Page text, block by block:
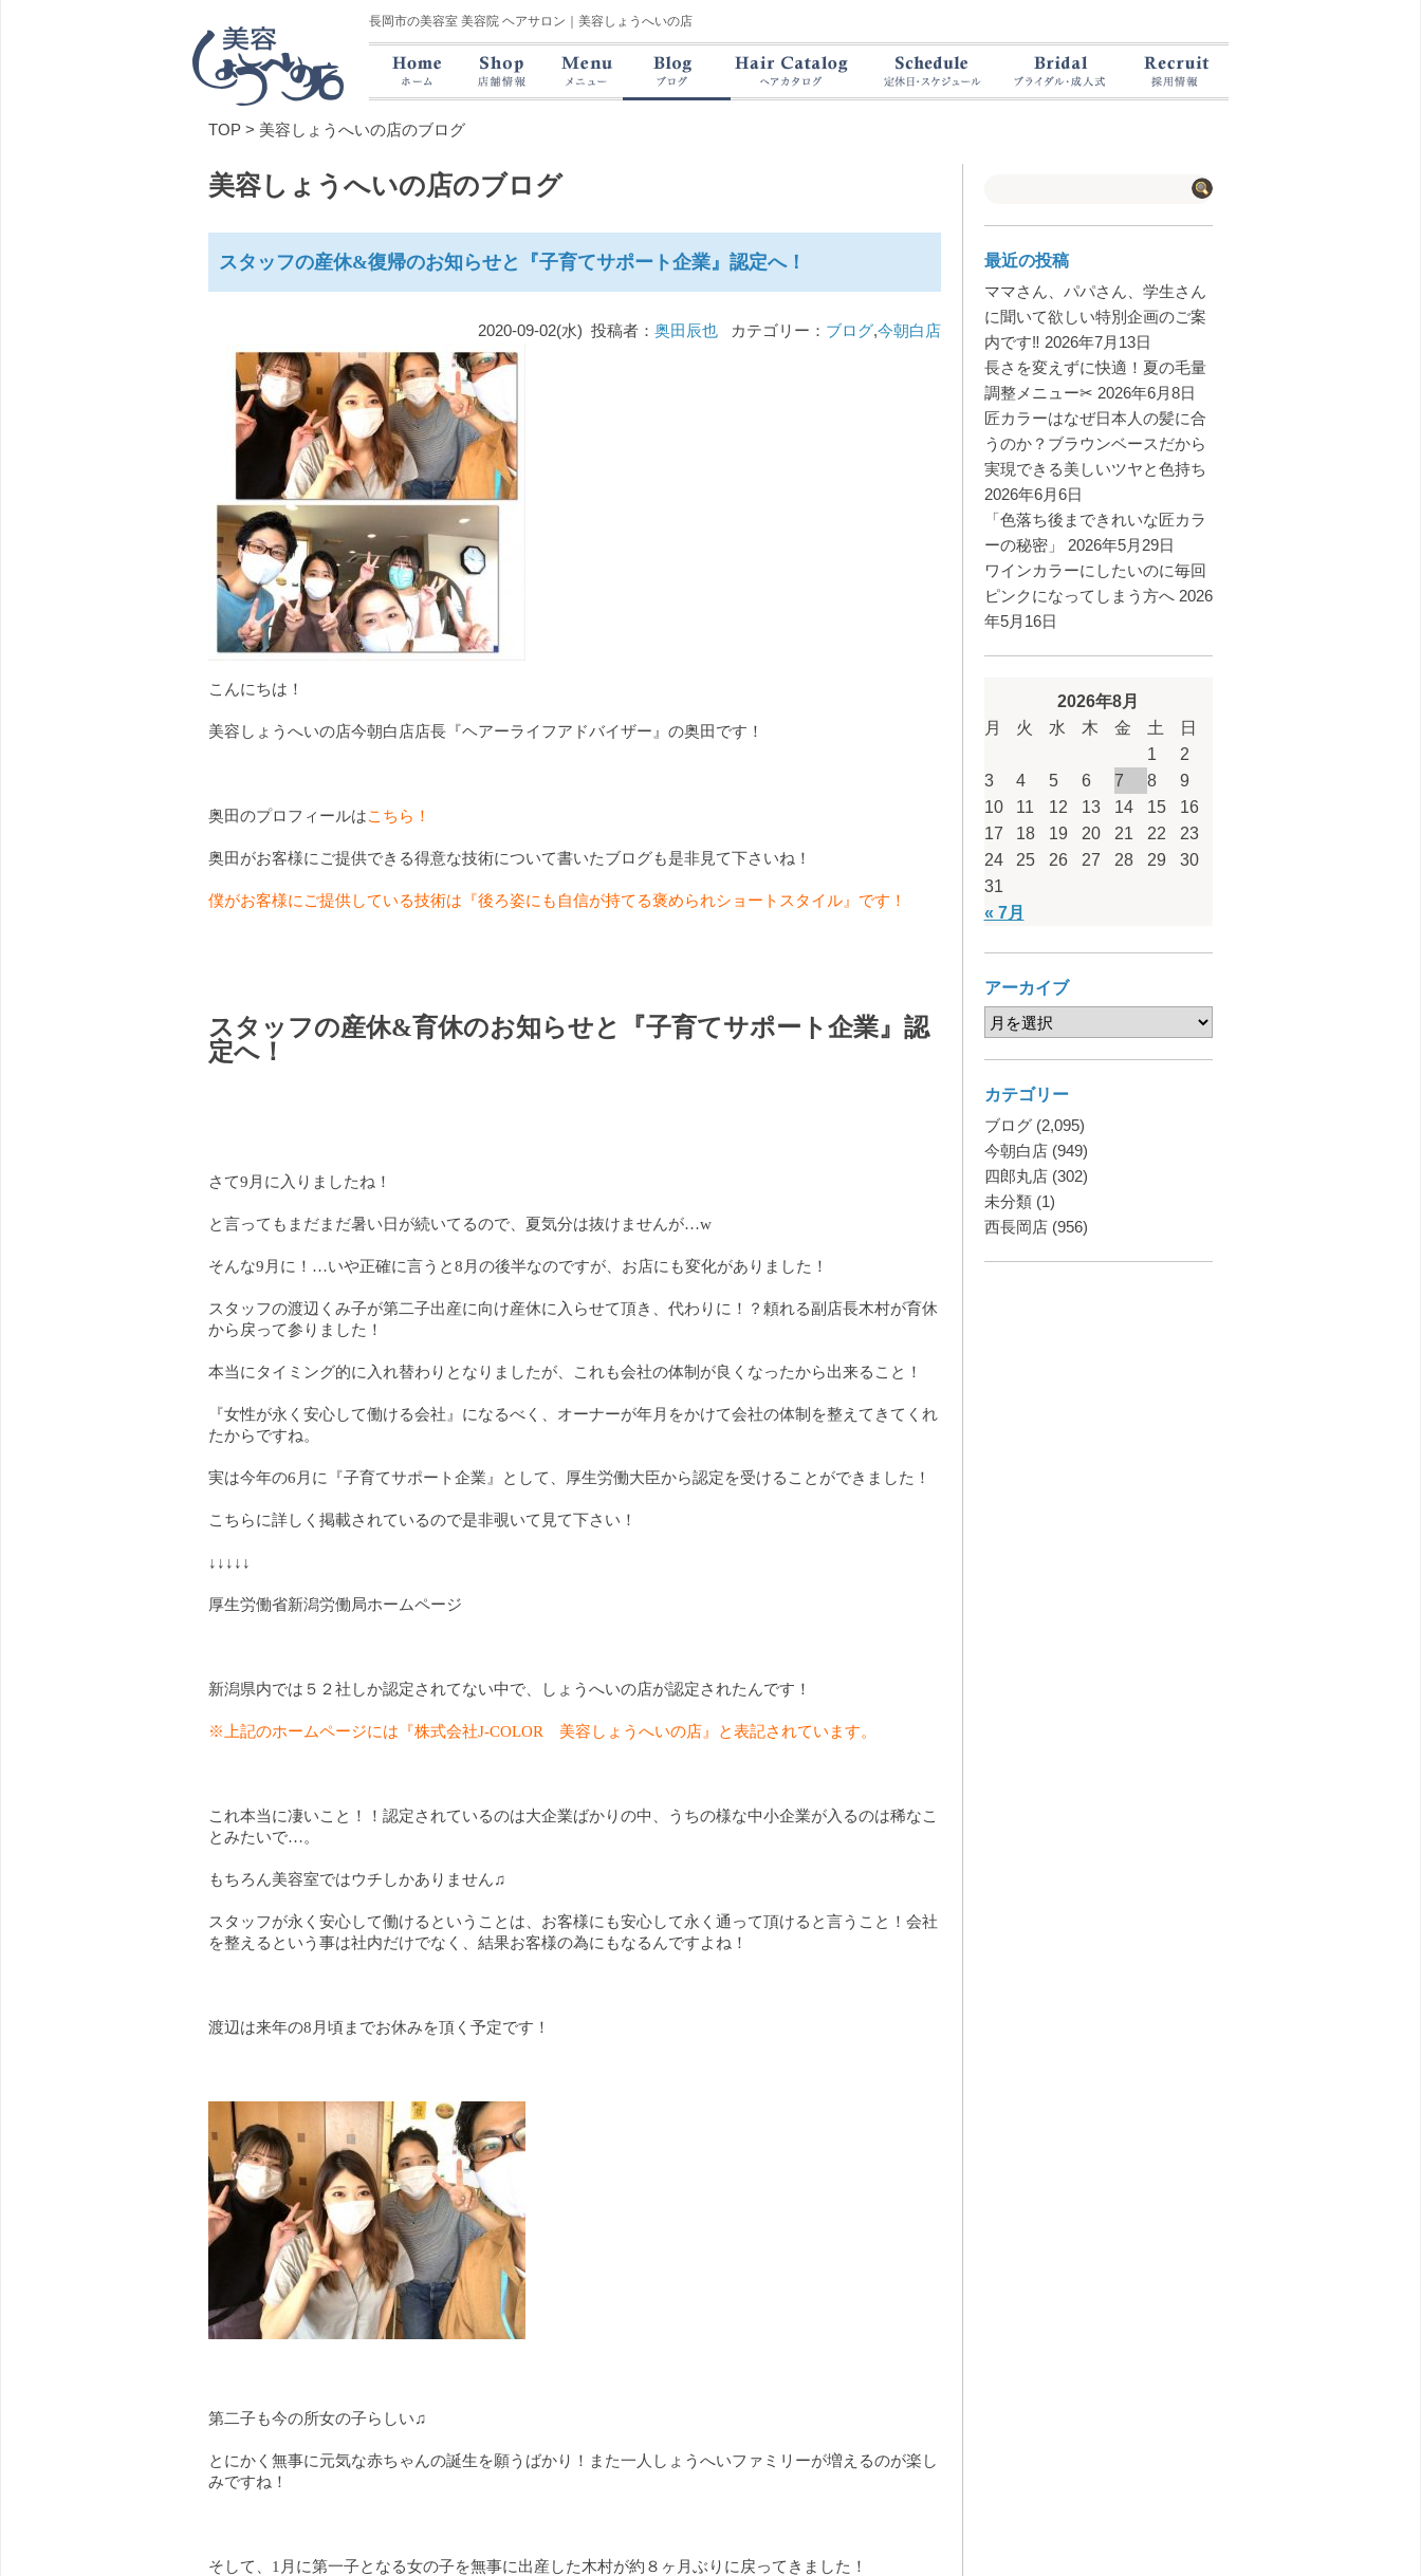
長岡市の美容室 美容院 ヘアサロン｜美容しょうへいの店
TOP > 美容しょうへいの店のブログ
美容しょうへいの店のブログ
スタッフの産休&復帰のお知らせと『子育てサポート企業』認定へ！
2020-09-02(水) 投稿者： 奥田辰也カテゴリー： ブログ,今朝白店
こんにちは！
美容しょうへいの店今朝白店店長『ヘアーライフアドバイザー』の奥田です！
奥田のプロフィールはこちら！
奥田がお客様にご提供できる得意な技術について書いたブログも是非見て下さいね！
僕がお客様にご提供している技術は『後ろ姿にも自信が持てる褒められショートスタイル』です！
スタッフの産休&育休のお知らせと『子育てサポート企業』認
定へ！
さて9月に入りましたね！
と言ってもまだまだ暑い日が続いてるので、夏気分は抜けませんが…w
そんな9月に！…いや正確に言うと8月の後半なのですが、お店にも変化がありました！
スタッフの渡辺くみ子が第二子出産に向け産休に入らせて頂き、代わりに！？頼れる副店長木村が育休
から戻って参りました！
本当にタイミング的に入れ替わりとなりましたが、これも会社の体制が良くなったから出来ること！
『女性が永く安心して働ける会社』になるべく、オーナーが年月をかけて会社の体制を整えてきてくれ
たからですね。
実は今年の6月に『子育てサポート企業』として、厚生労働大臣から認定を受けることができました！
こちらに詳しく掲載されているので是非覗いて見て下さい！
↓↓↓↓↓
厚生労働省新潟労働局ホームページ
新潟県内では５２社しか認定されてない中で、しょうへいの店が認定されたんです！
※上記のホームページには『株式会社J-COLOR 美容しょうへいの店』と表記されています。
これ本当に凄いこと！！認定されているのは大企業ばかりの中、うちの様な中小企業が入るのは稀なこ
とみたいで…。
もちろん美容室ではウチしかありません♫
スタッフが永く安心して働けるということは、お客様にも安心して永く通って頂けると言うこと！会社
を整えるという事は社内だけでなく、結果お客様の為にもなるんですよね！
渡辺は来年の8月頃までお休みを頂く予定です！
第二子も今の所女の子らしい♫
とにかく無事に元気な赤ちゃんの誕生を願うばかり！また一人しょうへいファミリーが増えるのが楽し
みですね！
そして、1月に第一子となる女の子を無事に出産した木村が約８ヶ月ぶりに戻ってきました！
最近の投稿
ママさん、パパさん、学生さん
に聞いて欲しい特別企画のご案
内です‼️ 2026年7月13日
長さを変えずに快適！夏の毛量
調整メニュー✂︎ 2026年6月8日
匠カラーはなぜ日本人の髪に合
うのか？ブラウンベースだから
実現できる美しいツヤと色持ち
2026年6月6日
「色落ち後まできれいな匠カラ
ーの秘密」
2026年5月29日
ワインカラーにしたいのに毎回
ピンクになってしまう方へ 2026
年5月16日
2026年8月
月
火 水 木 金 土 日
« 7月
1
2
3
4 5 6 7 8
9
10
11 12 13 14 15
16
17
18 19 20 21 22
23
24
25 26 27 28 29
30
31
アーカイブ
カテゴリー
ブログ(2,095)
今朝白店(949)
四郎丸店(302)
未分類(1)
西長岡店(956)